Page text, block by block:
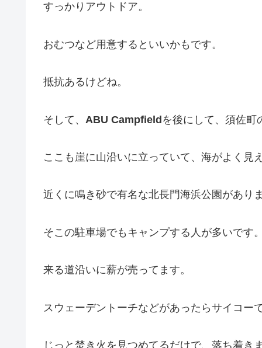
すっかりアウトドア。
おむつなど用意するといいかもです。
抵抗あるけどね。
そして、 ABU Campfieldを後にして、須佐町
ここも崖に山沿いに立っていて、海がよく見
近くに鳴き砂で有名な北長門海浜公園があり
そこの駐車場でもキャンプする人が多いです
来る道沿いに薪が売ってます。
スウェーデントーチなどがあったらサイコー
じっと焚き火を見つめてるだけで、落ち着き